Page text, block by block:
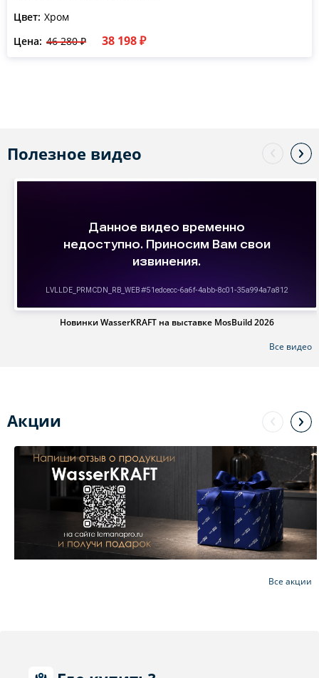
Цвет: Хром
Цена: 46 280 ₽ 38 198 ₽
Полезное видео
Новинки WasserKRAFT на выставке MosBuild 2026
Все видео
Акции
Все акции